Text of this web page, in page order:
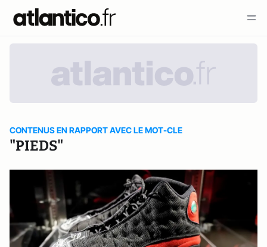
CONTENUS EN RAPPORT AVEC LE MOT-CLE
"PIEDS"